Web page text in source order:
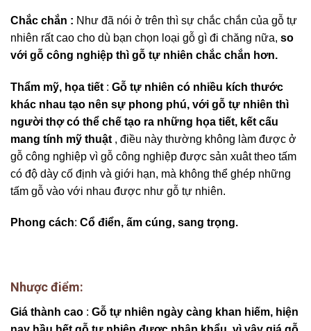
Chắc chắn : Như đã nói ở trên thì sự chắc chắn của gỗ tự
nhiên rất cao cho dù bạn chọn loại gỗ gì đi chăng nữa, so
với gỗ công nghiệp thì gỗ tự nhiên chắc chắn hơn.
Thẩm mỹ, họa tiết : Gỗ tự nhiên có nhiều kích thước
khác nhau tạo nên sự phong phú, với gỗ tự nhiên thì
người thợ có thể chế tạo ra những họa tiết, kết cấu
mang tính mỹ thuật , điều này thường không làm được ở
gỗ công nghiệp vì gỗ công nghiệp được sản xuât theo tấm
có độ dày cố định và giới hạn, mà không thể ghép những
tấm gỗ vào với nhau được như gỗ tự nhiên.
Phong cách: Cổ điển, ấm cúng, sang trọng.
Nhược điểm:
Giá thành cao : Gỗ tự nhiên ngày càng khan hiếm, hiện